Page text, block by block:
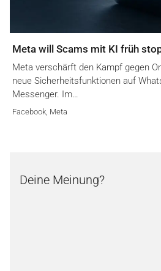
Meta will Scams mit KI früh
Meta verschärft den Kampf gegen
neue Sicherheitsfunktionen auf
Messenger. Im…
Facebook, Meta
Deine Meinung?